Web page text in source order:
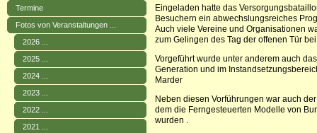
Termine
Fotos von Veranstaltungen ...
2026 ...
2025 ...
2024 ...
2023 ...
2022 ...
2021 ...
Eingeladen hatte das
Besuchern ein abwechslungsreiches
Auch viele Vereine und Organisationen
zum Gelingen des Tag der offenen Tür
Vorgeführt wurde unter anderem auch
Generation und im
Marder
Neben diesen Vorführungen war auch
dem die Ferngesteuerten Modelle von
wurden .